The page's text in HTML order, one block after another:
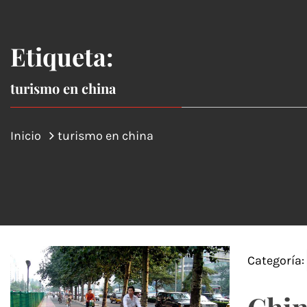
Etiqueta:
turismo en china
Inicio turismo en china
Categoría: